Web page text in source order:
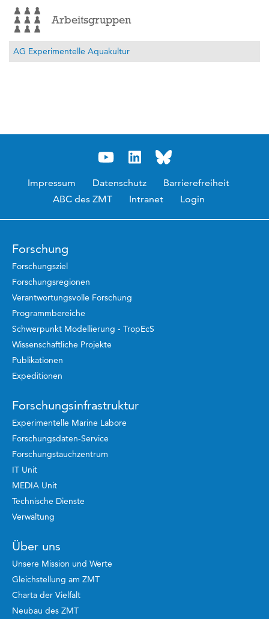
Arbeitsgruppen
AG Experimentelle Aquakultur
Impressum Datenschutz
Barrierefreiheit
ABC des ZMT
Intranet Login
Forschung
Forschungsziel
Forschungsregionen
Verantwortungsvolle Forschung
Programmbereiche
Schwerpunkt Modellierung - TropEcS
Wissenschaftliche Projekte
Publikationen
Expeditionen
Forschungsinfrastruktur
Experimentelle Marine Labore
Forschungsdaten-Service
Forschungstauchzentrum
IT Unit
MEDIA Unit
Technische Dienste
Verwaltung
Über uns
Unsere Mission und Werte
Gleichstellung am ZMT
Charta der Vielfalt
Neubau des ZMT